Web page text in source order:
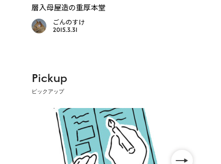
層入母屋造の重厚本堂
ごんのすけ
2015.3.31
Pickup
ピックアップ